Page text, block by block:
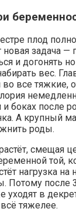
плод
новая задача —
и догонять
вес.
во все тяжкие,
и боках после
А крупный
роды.
смещая
той,
нагрузка на
Потому после
в
тяжелее.